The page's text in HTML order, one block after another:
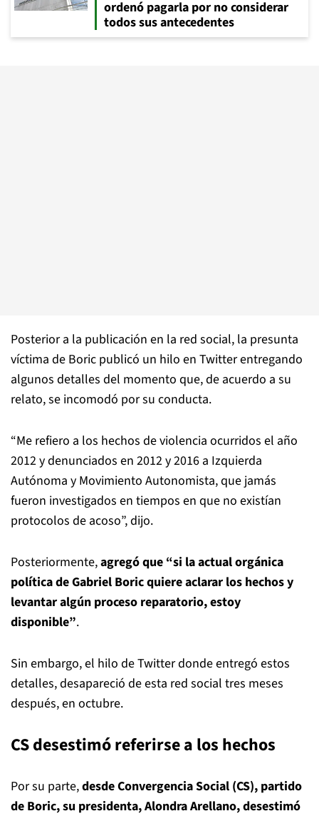
ordenó pagarla por no considerar
todos sus antecedentes
Posterior a la publicación en la red social, la presunta
víctima de Boric publicó un hilo en Twitter entregando
algunos detalles del momento que, de acuerdo a su
relato, se incomodó por su conducta.
“Me refiero a los hechos de violencia ocurridos el año
2012 y denunciados en 2012 y 2016 a Izquierda
Autónoma y Movimiento Autonomista, que jamás
fueron investigados en tiempos en que no existían
protocolos de acoso”, dijo.
Posteriormente,agregó que “si la actual orgánica
política de Gabriel Boric quiere aclarar los hechos y
levantar algún proceso reparatorio, estoy
disponible”.
Sin embargo, el hilo de Twitter donde entregó estos
detalles, desapareció de esta red social tres meses
después, en octubre.
CS desestimó referirse a los hechos
Por su parte,desde Convergencia Social (CS), partido
de Boric, su presidenta, Alondra Arellano, desestimó